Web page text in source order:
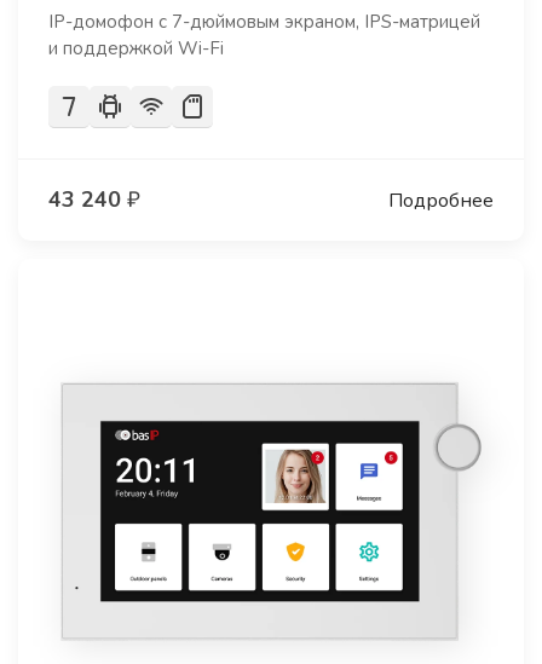
IP-домофон с 7-дюймовым экраном, IPS-матрицей
и поддержкой Wi-Fi
43 240 ₽ Подробнее